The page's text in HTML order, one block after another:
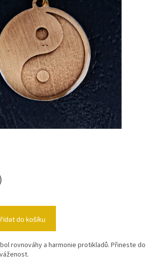
do košíku
rovnováhy a harmonie protikladů. Přineste do